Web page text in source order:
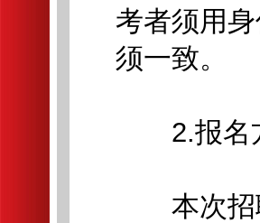
考者须用
须一致。
2.报名
本次招聘